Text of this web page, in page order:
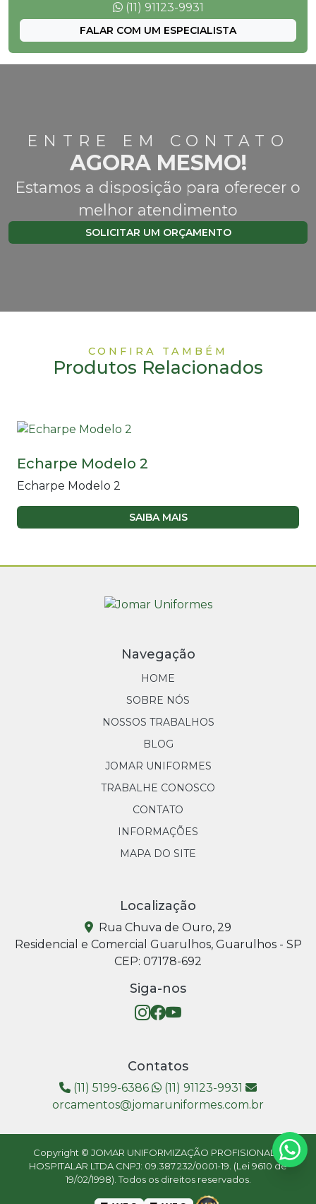
(11) 91123-9931
FALAR COM UM ESPECIALISTA
ENTRE EM CONTATO
AGORA MESMO!
Estamos a disposição para oferecer o
melhor atendimento
SOLICITAR UM ORÇAMENTO
CONFIRA TAMBÉM
Produtos Relacionados
Echarpe Modelo 2
Echarpe Modelo 2
SAIBA MAIS
Navegação
HOME
SOBRE NÓS
NOSSOS TRABALHOS
BLOG
JOMAR UNIFORMES
TRABALHE CONOSCO
CONTATO
INFORMAÇÕES
MAPA DO SITE
Localização
Rua Chuva de Ouro, 29
Residencial e Comercial Guarulhos, Guarulhos - SP
CEP: 07178-692
Siga-nos
Contatos
(11) 5199-6386
(11) 91123-9931
orcamentos@jomaruniformes.com.br
Copyright © JOMAR UNIFORMIZAÇÃO PROFISIONAL E
HOSPITALAR LTDA CNPJ: 09.387.232/0001-19. (Lei 9610 de
19/02/1998). Todos os direitos reservados.